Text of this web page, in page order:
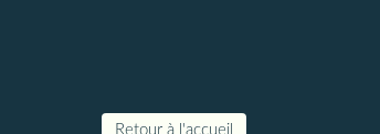
Retour à l'accueil